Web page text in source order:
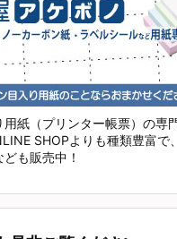
用紙（プリンター帳票）の専
SHOPよりも種類豊富で
も販売中！